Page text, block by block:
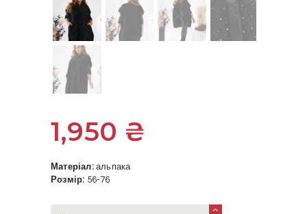
1,950 ₴
Матеріал:альпака
Розмір: 56-76